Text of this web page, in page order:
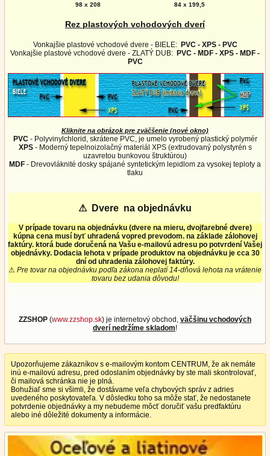
Upozorňujeme zákazníkov s e-mailovým kontom CENTRUM, že ak nemáte
inú e-mailovú adresu, pred odoslaním objednávky by ste mali skontrolovať,
či mailová schránka nie je plná.
Bohužiaľ sme si všimli, že dostávame veľa chybových správ z adries
uvedeného poskytovateľa. V dôsledku toho sa môže stať, že nedostanete
potvrdenie objednávky a my nebudeme môcť doručiť vašu predfaktúru
alebo iné dôležité dokumenty a informácie.
98 x 208
84 x 199,5
Rez plastových vchodových dverí
Vonkajšie plastové vchodové dvere - BIELE: PVC - XPS - PVC
Vonkajšie plastové vchodové dvere - ZLATÝ DUB: PVC - MDF - XPS - MDF -
PVC
Kliknite na obrázok pre zväčšenie (nové okno)
PVC- Polyvinylchlorid, skrátene PVC, je umelo vyrobený plastický polymér
XPS- Moderný tepelnoizolačný materiál XPS (extrudovaný polystyrén s
uzavretou bunkovou štruktúrou)
MDF - Drevovláknité dosky spájané syntetickým lepidlom za vysokej teploty a
tlaku
⚠ Dvere na objednávku
V prípade tovaru na objednávku (dvere na mieru, dvojfarebné dvere)
kúpna cena musí byť uhradená vopred prevodom. na základe zálohovej
faktúry. ktorá bude doručená na Vašu e-mailovú adresu po potvrdení Vašej
objednávky. Dodacia lehota v prípade produktov na objednávku je cca 30
dní od uhradenia zálohovej faktúry.
⚠ Pre tovar na objednávku podľa zákona neplatí 14-dňová lehota na vrátenie
tovaru bez udania dôvodu!
ZZSHOP (www.zzshop.sk) je internetový obchod, väčšinu vchodových
dverí nedržíme skladom!